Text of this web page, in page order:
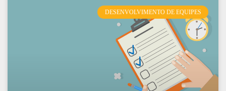
DESENVOLVIMENTO DE EQUIPES